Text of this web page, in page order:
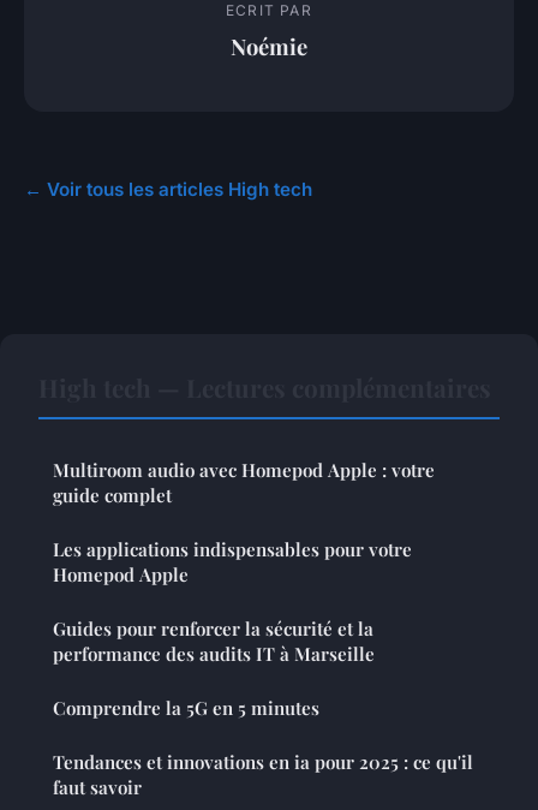
ECRIT PAR
Noémie
← Voir tous les articles High tech
Multiroom audio avec Homepod Apple : votre
guide complet
Les applications indispensables pour votre
Homepod Apple
Guides pour renforcer la sécurité et la
performance des audits IT à Marseille
Comprendre la 5G en 5 minutes
Tendances et innovations en ia pour 2025 : ce qu'il
faut savoir